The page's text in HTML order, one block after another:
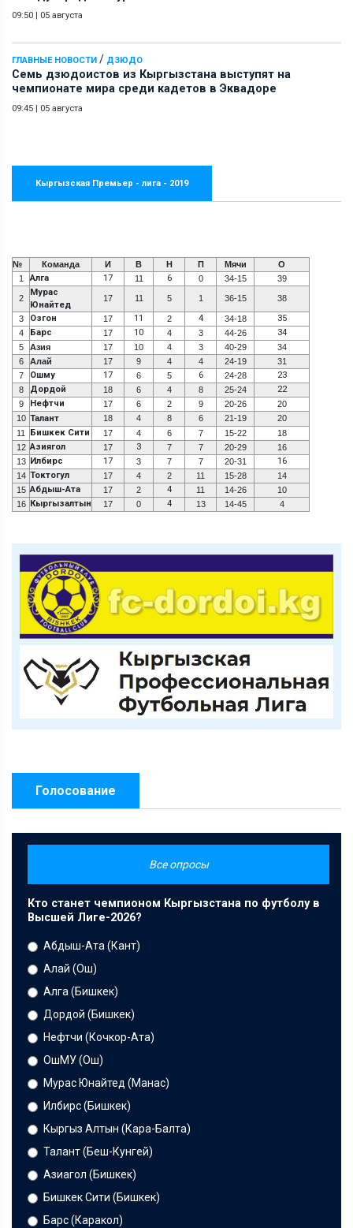
09:50 | 05 августа
ГЛАВНЫЕ НОВОСТИ / ДЗЮДО
Семь дзюдоистов из Кыргызстана выступят на
чемпионате мира среди кадетов в Эквадоре
09:45 | 05 августа
Кыргызская Премьер - лига - 2019
№ Команда И В Н П Мячи
О
1
Алга 17 11 6 0 34-15 39
2
Мурас
Юнайтед
17 11 5 1 36-15 38
3 Озгон 17 11 2 4 34-18 35
4 Барс 17 10 4 3 44-26 34
5 Азия 17 10 4 3 40-29
34
6
Алай 17 9 4 4 24-19
31
7
Ошму 17 6 5 6 24-28 23
8 Дордой 18 6 4 8 25-24 22
9 Нефтчи 17 6 2 9 20-26
20
10 Талант 18 4 8 6 21-19
20
11
Бишкек Сити 17 4 6 7 15-22
18
12 Азиягол 17 3 7 7 20-29
16
13 Илбирс 17 3 7 7 20-31 16
14 Токтогул 17 4 2 11 15-28
14
15 Абдыш-Ата 17 2 4 11 14-26
10
16 Кыргызалтын 17 0 4 13 14-45 4
Голосование
Все опросы
Кто станет чемпионом Кыргызстана по футболу в
Высшей Лиге-2026?
Абдыш-Ата (Кант)
Алай (Ош)
Алга (Бишкек)
Дордой (Бишкек)
Нефтчи (Кочкор-Ата)
ОшМУ (Ош)
Мурас Юнайтед (Манас)
Илбирс (Бишкек)
Кыргыз Алтын (Кара-Балта)
Талант (Беш-Кунгей)
Азиагол (Бишкек)
Бишкек Сити (Бишкек)
Барс (Каракол)